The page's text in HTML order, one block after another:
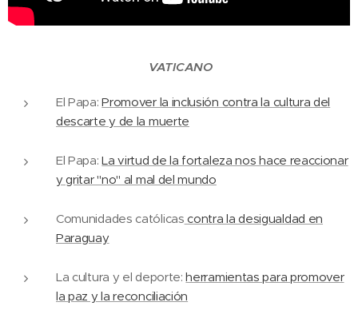
VATICANO
El Papa:Promover la inclusión contra la cultura del
descarte y de la muerte
El Papa:La virtud de la fortaleza nos hace reaccionar
y gritar "no" al mal del mundo
Comunidades católicas contra la desigualdad en
Paraguay
La cultura y el deporte:herramientas para promover
la paz y la reconciliación